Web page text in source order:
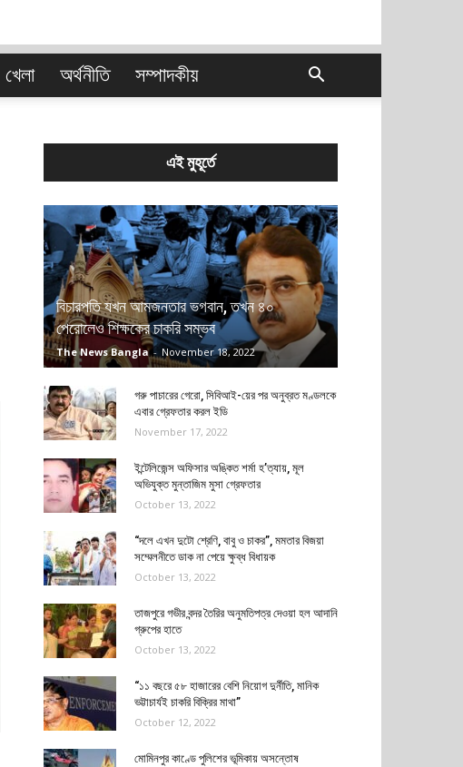
খেলা অর্থনীতি সম্পাদকীয়
এই মুহূর্তে
বিচারপতি যখন আমজনতার ভগবান, তখন ৪০
পেরোলেও শিক্ষকের চাকরি সম্ভব
The News Bangla - November 18, 2022
গরু পাচারের গেরো, সিবিআই-য়ের পর অনুব্রত মণ্ডলকে
এবার গ্রেফতার করল ইডি
November 17, 2022
ইন্টেলিজেন্স অফিসার অঙ্কিত শর্মা হ’ত্যায়, মূল
অভিযুক্ত মুন্তাজিম মুসা গ্রেফতার
October 13, 2022
“দলে এখন দুটো শ্রেণি, বাবু ও চাকর”, মমতার বিজয়া
সম্মেলনীতে ডাক না পেয়ে ক্ষুব্ধ বিধায়ক
October 13, 2022
তাজপুরে গভীর বন্দর তৈরির অনুমতিপত্র দেওয়া হল আদানি
গ্রুপের হাতে
October 13, 2022
“১১ বছরে ৫৮ হাজারের বেশি নিয়োগ দুর্নীতি, মানিক
ভট্টাচার্যই চাকরি বিক্রির মাথা”
October 12, 2022
মোমিনপুর কাণ্ডে পুলিশের ভূমিকায় অসন্তোষ